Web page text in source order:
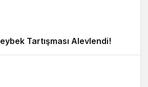
Tartışması Alevlendi!